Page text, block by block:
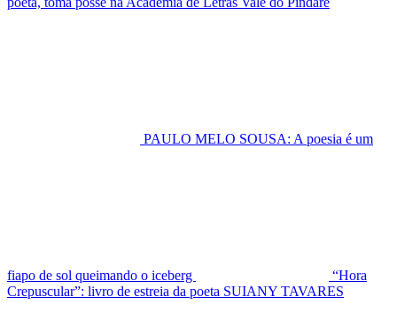
PAULO MELO SOUSA: A poesia é um
fiapo de sol queimando o iceberg
“Hora
Crepuscular”: livro de estreia da poeta SUIANY TAVARES